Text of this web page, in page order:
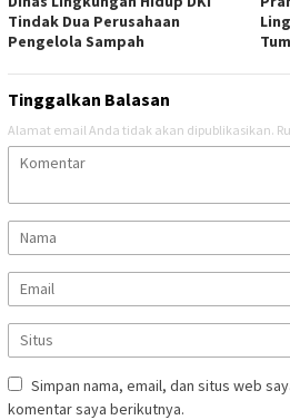
Tindak Dua Perusahaan
Pengelola Sampah
Tinggalkan Balasan
Alamat email Anda tidak akan dipublikasikan.
Simpan nama, email, dan situs web
komentar saya berikutnya.